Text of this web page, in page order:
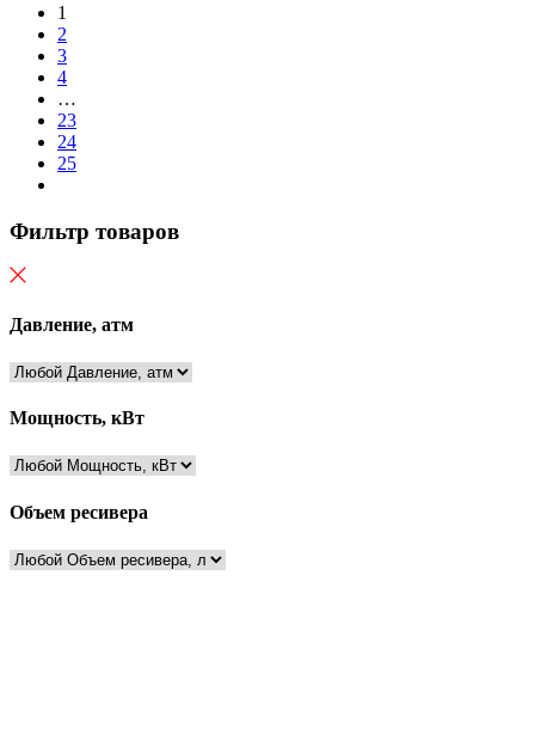
1
2
3
4
…
23
24
25
Фильтр товаров
Давление, атм
Мощность, кВт
Объем ресивера